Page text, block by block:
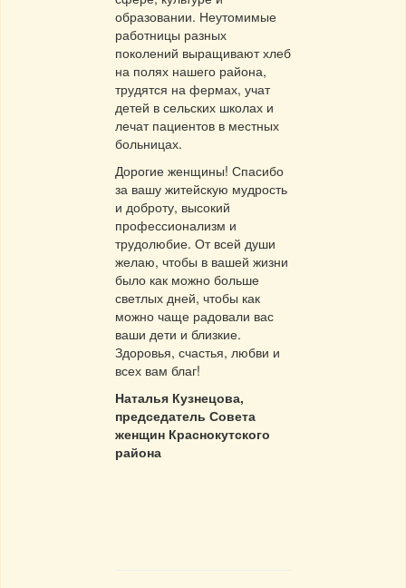
образовании. Неутомимые
работницы разных
поколений выращивают хлеб
на полях нашего района,
трудятся на фермах, учат
детей в сельских школах и
лечат пациентов в местных
больницах.
Дорогие женщины! Спасибо
за вашу житейскую мудрость
и доброту, высокий
профессионализм и
трудолюбие. От всей души
желаю, чтобы в вашей жизни
было как можно больше
светлых дней, чтобы как
можно чаще радовали вас
ваши дети и близкие.
Здоровья, счастья, любви и
всех вам благ!
Наталья Кузнецова,
председатель Совета
женщин Краснокутского
района